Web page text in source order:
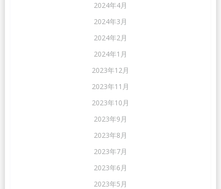
2024年4月
2024年3月
2024年2月
2024年1月
2023年12月
2023年11月
2023年10月
2023年9月
2023年8月
2023年7月
2023年6月
2023年5月